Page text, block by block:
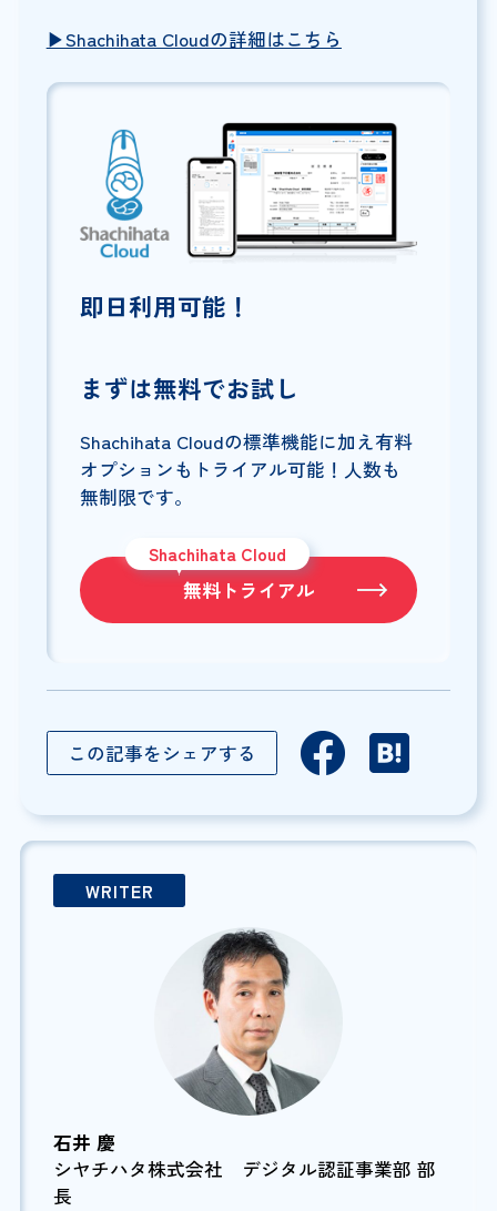
▶︎Shachihata Cloudの詳細はこちら
即日利用可能！
まずは無料でお試し
Shachihata Cloudの標準機能に加え有料
オプションもトライアル可能！人数も
無制限です。
Shachihata Cloud
無料トライアル
この記事をシェアする
WRITER
石井 慶
シヤチハタ株式会社 デジタル認証事業部 部
長